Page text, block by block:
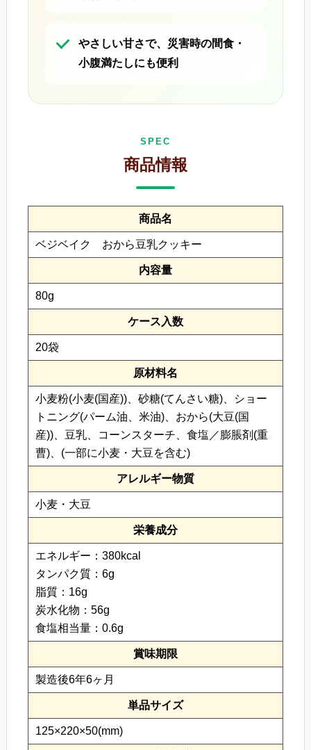
やさしい甘さで、災害時の間食・
小腹満たしにも便利
SPEC
商品情報
商品名
ベジベイク おから豆乳クッキー
内容量
80g
ケース入数
20袋
原材料名
小麦粉(小麦(国産))、砂糖(てんさい糖)、ショー
トニング(パーム油、米油)、おから(大豆(国
産))、豆乳、コーンスターチ、食塩／膨脹剤(重
曹)、(一部に小麦・大豆を含む)
アレルギー物質
小麦・大豆
栄養成分
エネルギー：380kcal
タンパク質：6g
脂質：16g
炭水化物：56g
食塩相当量：0.6g
賞味期限
製造後6年6ヶ月
単品サイズ
125×220×50(mm)